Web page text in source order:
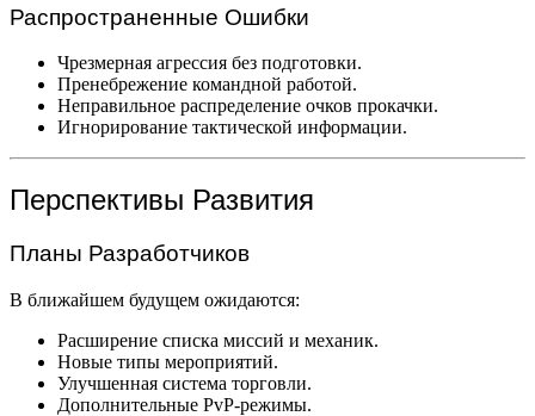
Распространенные Ошибки
Чрезмерная агрессия без подготовки.
Пренебрежение командной работой.
Неправильное распределение очков прокачки.
Игнорирование тактической информации.
Перспективы Развития
Планы Разработчиков
В ближайшем будущем ожидаются:
Расширение списка миссий и механик.
Новые типы мероприятий.
Улучшенная система торговли.
Дополнительные PvP-режимы.